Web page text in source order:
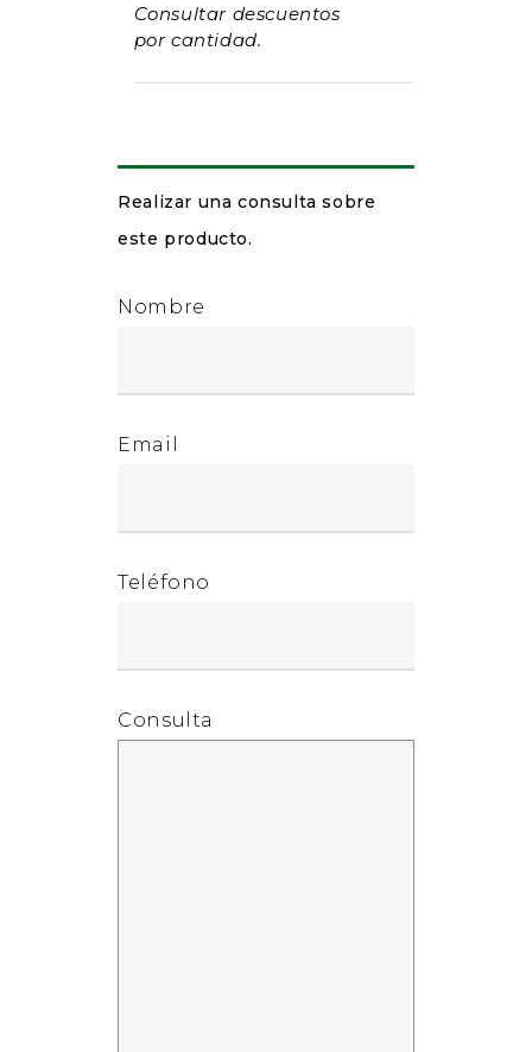
Consultar descuentos
por cantidad.
Realizar una consulta sobre
este producto.
Nombre
Email
Teléfono
Consulta